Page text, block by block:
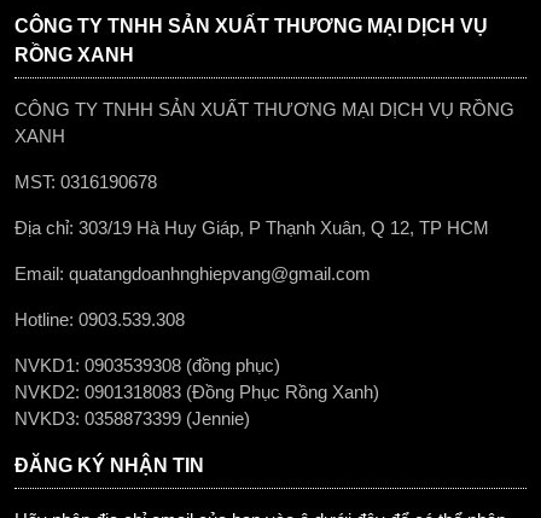
CÔNG TY TNHH SẢN XUẤT THƯƠNG MẠI DỊCH VỤ
RỒNG XANH
CÔNG TY TNHH SẢN XUẤT THƯƠNG MẠI DỊCH VỤ RỒNG
XANH
MST: 0316190678
Địa chỉ: 303/19 Hà Huy Giáp, P Thạnh Xuân, Q 12, TP HCM
Email: quatangdoanhnghiepvang@gmail.com
Hotline: 0903.539.308
NVKD1: 0903539308 (đồng phục)
NVKD2: 0901318083 (Đồng Phục Rồng Xanh)
NVKD3: 0358873399 (Jennie)
ĐĂNG KÝ NHẬN TIN